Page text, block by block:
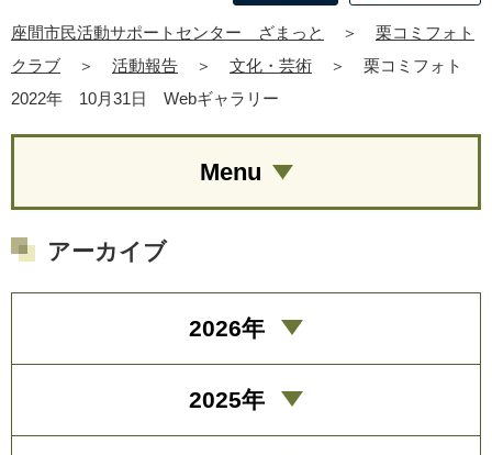
座間市民活動サポートセンター ざまっと ＞
栗コミフォト
クラブ
＞ 活動報告 ＞ 文化・芸術 ＞
栗コミフォト
2022年 10月31日 Webギャラリー
Menu
アーカイブ
2026年
2025年